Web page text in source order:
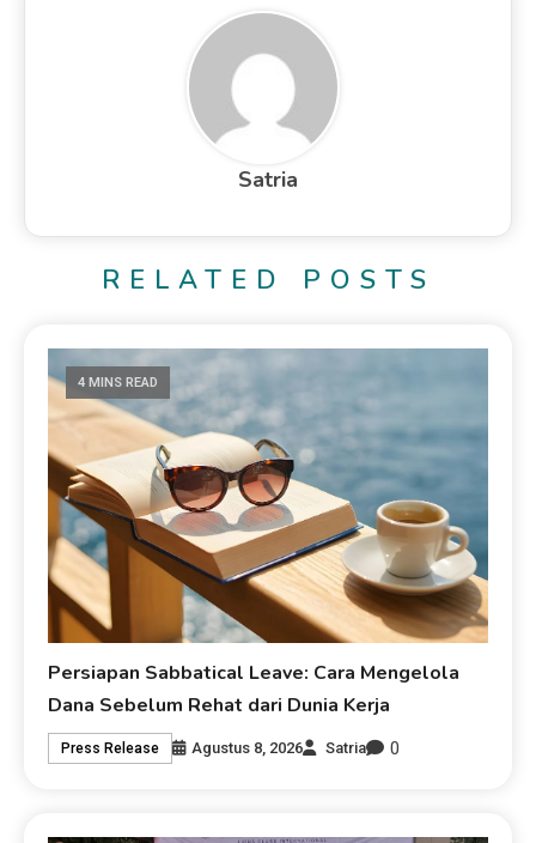
Satria
RELATED POSTS
4 MINS READ
Persiapan Sabbatical Leave: Cara Mengelola
Dana Sebelum Rehat dari Dunia Kerja
Press Release Agustus 8, 2026 Satria 0